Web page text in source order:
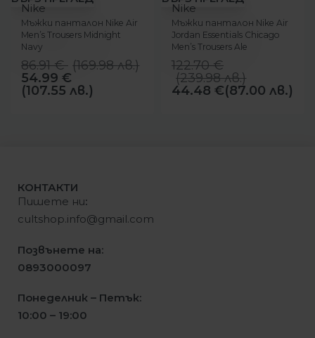
Nike
Мъжки панталон Nike Air
Men’s Trousers Midnight
Navy
86.91€ (169.98лв.)
54.99 €
(107.55 лв.)
Nike
Мъжки панталон Nike Air
Jordan Essentials Chicago
Men’s Trousers Ale
Brown/Black
122.70€
(239.98лв.)
44.48 €(87.00 лв.)
КОНТАКТИ
Пишете ни:
cultshop.info@gmail.com
Позвънете на:
0893000097
Понеделник – Петък:
10:00 – 19:00